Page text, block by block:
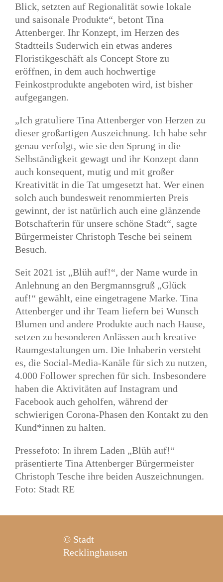
Blick, setzten auf Regionalität sowie lokale
und saisonale Produkte“, betont Tina
Attenberger. Ihr Konzept, im Herzen des
Stadtteils Suderwich ein etwas anderes
Floristikgeschäft als Concept Store zu
eröffnen, in dem auch hochwertige
Feinkostprodukte angeboten wird, ist bisher
aufgegangen.
„Ich gratuliere Tina Attenberger von Herzen zu
dieser großartigen Auszeichnung. Ich habe sehr
genau verfolgt, wie sie den Sprung in die
Selbständigkeit gewagt und ihr Konzept dann
auch konsequent, mutig und mit großer
Kreativität in die Tat umgesetzt hat. Wer einen
solch auch bundesweit renommierten Preis
gewinnt, der ist natürlich auch eine glänzende
Botschafterin für unsere schöne Stadt“, sagte
Bürgermeister Christoph Tesche bei seinem
Besuch.
Seit 2021 ist „Blüh auf!“, der Name wurde in
Anlehnung an den Bergmannsgruß „Glück
auf!“ gewählt, eine eingetragene Marke. Tina
Attenberger und ihr Team liefern bei Wunsch
Blumen und andere Produkte auch nach Hause,
setzen zu besonderen Anlässen auch kreative
Raumgestaltungen um. Die Inhaberin versteht
es, die Social-Media-Kanäle für sich zu nutzen,
4.000 Follower sprechen für sich. Insbesondere
haben die Aktivitäten auf Instagram und
Facebook auch geholfen, während der
schwierigen Corona-Phasen den Kontakt zu den
Kund*innen zu halten.
Pressefoto: In ihrem Laden „Blüh auf!“
präsentierte Tina Attenberger Bürgermeister
Christoph Tesche ihre beiden Auszeichnungen.
Foto: Stadt RE
© Stadt
Recklinghausen